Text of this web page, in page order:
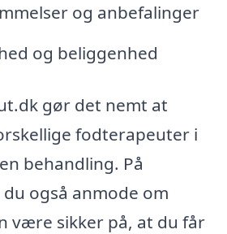
og anbefalinger
og beliggenhed
gør det nemt at
fodterapeuter i
behandling. På
også anmode om
være sikker på, at du får